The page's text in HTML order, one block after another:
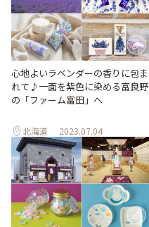
心地よいラベンダーの香りに包ま
れて♪一面を紫色に染める富良野
の「ファーム富田」へ
北海道 2023.07.04